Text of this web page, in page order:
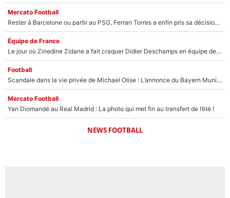
Mercato Football
Rester à Barcelone ou partir au PSG, Ferran Torres a enfin pris sa décision : La course contre la montre est lancée !
Équipe de France
Le jour où Zinedine Zidane a fait craquer Didier Deschamps en équipe de France : «Je m’en suis voulu», l’ancien sélectionneur a regretté son geste !
Football
Scandale dans la vie privée de Michael Olise : L’annonce du Bayern Munich sur son enfant caché
Mercato Football
Yan Diomandé au Real Madrid : La photo qui met fin au transfert de l’été !
NEWS FOOTBALL